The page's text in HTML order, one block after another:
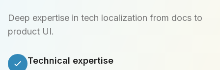
Deep expertise in tech localization from docs to
product UI.
Technical expertise